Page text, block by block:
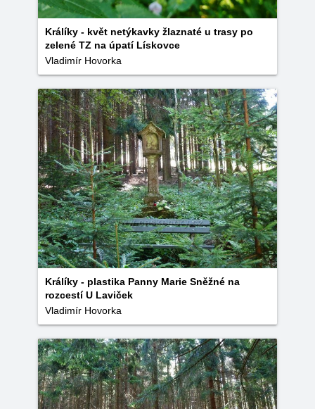
Králíky - květ netýkavky žlaznaté u trasy po
zelené TZ na úpatí Lískovce
Vladimír Hovorka
Králíky - plastika Panny Marie Sněžné na
rozcestí U Laviček
Vladimír Hovorka